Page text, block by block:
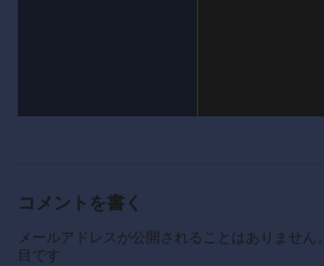
コメントを書く
メールアドレスが公開されることはありません。
目です